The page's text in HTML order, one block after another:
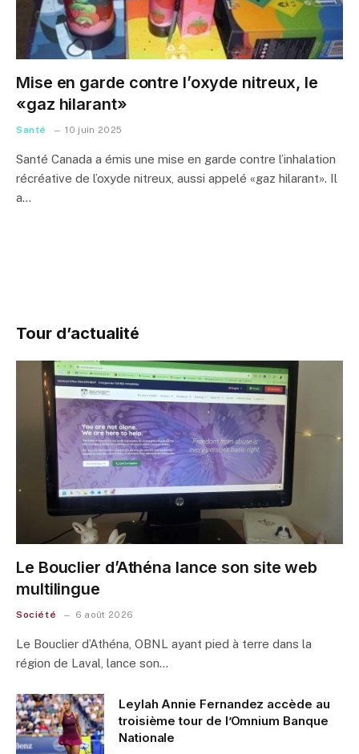
Mise en garde contre l’oxyde nitreux, le
«gaz hilarant»
Santé 10 juin 2025
Santé Canada a émis une mise en garde contre l’inhalation
récréative de l’oxyde nitreux, aussi appelé «gaz hilarant». Il
a…
Tour d’actualité
Le Bouclier d’Athéna lance son site web
multilingue
Société 6 août 2026
Le Bouclier d’Athéna, OBNL ayant pied à terre dans la
région de Laval, lance son…
Leylah Annie Fernandez accède au
troisième tour de l’Omnium Banque
Nationale